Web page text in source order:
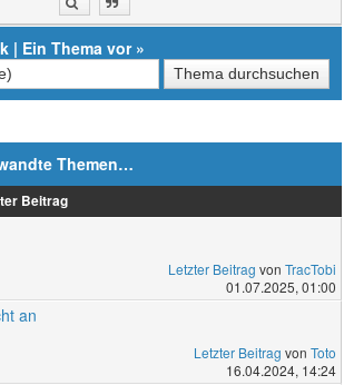
| Ein Thema vor»
Themen…
Beitrag
Letzter Beitrag von TracTobi
01.07.2025, 01:00
an
Letzter Beitrag von Toto
16.04.2024, 14:24